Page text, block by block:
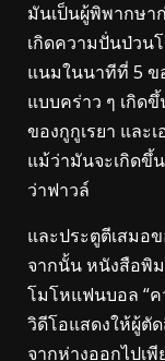
มันเป็นผู้พิพากษา
เกิดความปั่นป่วน
แนมในนาทีที่ 5 ข
แบบคร่าว ๆ เกิด
ของกูกูเรยา และ
แม้ว่ามันจะเกิดขึ้
ว่าฟาวล์
และประตูตีเสมอ
จากนั้น หนังสือพิม
โมโหแฟนบอล “
วิดีโอแสดงให้ผู้ตั
จากห่างออกไปเพี